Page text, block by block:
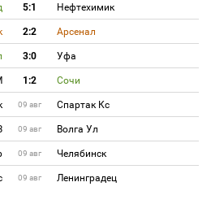
5:1 Нефтехимик
2:2 Арсенал
3:0 Уфа
1:2 Сочи
09 авг Спартак Кс
09 авг Волга Ул
09 авг Челябинск
09 авг Ленинградец